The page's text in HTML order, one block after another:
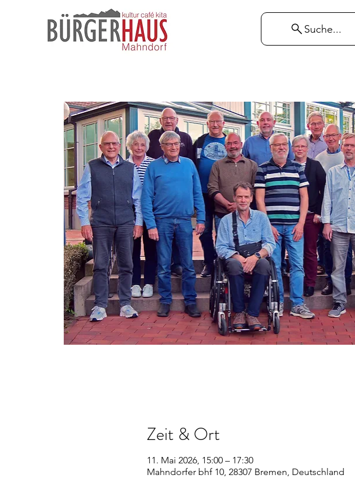
Suche...
Zeit & Ort
11. Mai 2026, 15:00 – 17:30
Mahndorfer bhf 10, 28307 Bremen, Deutschland